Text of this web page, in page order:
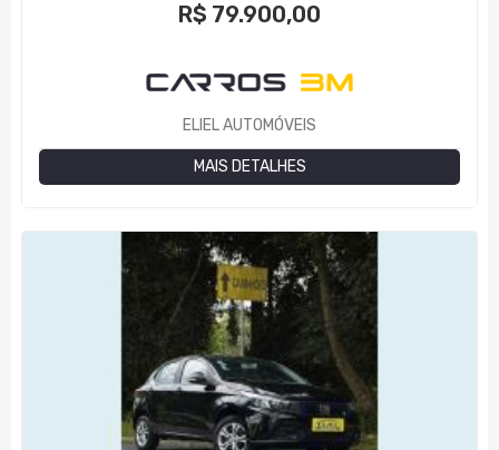
R$ 79.900,00
ELIEL AUTOMÓVEIS
MAIS DETALHES